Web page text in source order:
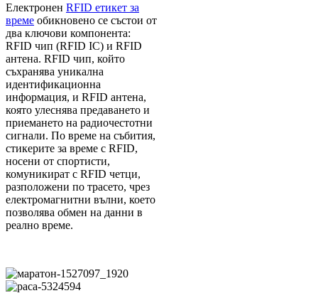
Електронен RFID етикет за
време обикновено се състои от
два ключови компонента:
RFID чип (RFID IC) и RFID
антена. RFID чип, който
съхранява уникална
идентификационна
информация, и RFID антена,
която улеснява предаването и
приемането на радиочестотни
сигнали. По време на събития,
стикерите за време с RFID,
носени от спортисти,
комуникират с RFID четци,
разположени по трасето, чрез
електромагнитни вълни, което
позволява обмен на данни в
реално време.